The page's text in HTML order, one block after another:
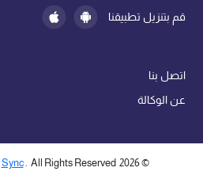
قم بتنزيل تطبيقنا
اتصل بنا
عن الوكالة
©
2026
Sync. All Rights Reserved